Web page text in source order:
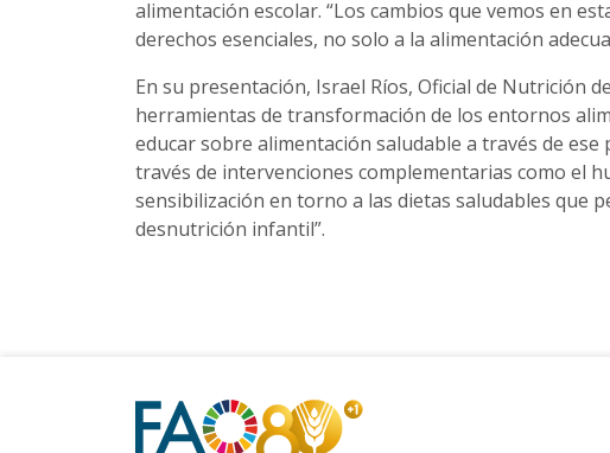
alimentación escolar. “Los cambios que vemos en
derechos esenciales, no solo a la alimentación
En su presentación, Israel Ríos, Oficial de Nutrición
herramientas de transformación de los entornos
educar sobre alimentación saludable a través de
través de intervenciones complementarias como el
sensibilización en torno a las dietas saludables que
desnutrición infantil”.